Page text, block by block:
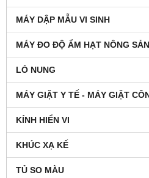
MÁY DẬP MẪU VI SINH
MÁY ĐO ĐỘ ẨM HẠT NÔNG SẢN
LÒ NUNG
MÁY GIẶT Y TẾ - MÁY GIẶT
KÍNH HIỂN VI
KHÚC XẠ KẾ
TỦ SO MÀU